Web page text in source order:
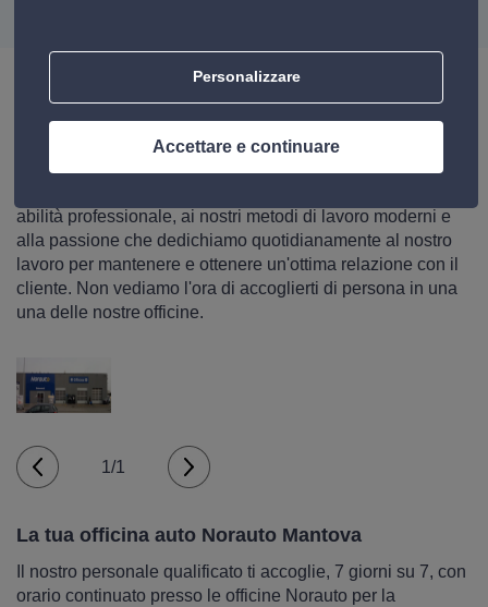
Scopri maggiori informazioni sul nostro centro a Curtatone.
abilità professionale, ai nostri metodi di lavoro moderni e
alla passione che dedichiamo quotidianamente al nostro
lavoro per mantenere e ottenere un'ottima relazione con il
cliente. Non vediamo l'ora di accoglierti di persona in una
una delle nostre officine.
1/1
La tua officina auto Norauto Mantova
Il nostro personale qualificato ti accoglie, 7 giorni su 7, con
orario continuato presso le officine Norauto per la
Personalizzare
Accettare e continuare